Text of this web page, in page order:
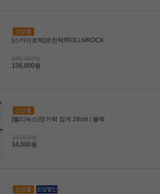
[스카이로텍]로린락/ROLLNROCK
195,000원
156,000원
[헬리녹스]젓가락 집게 28cm / 블랙
34,000원
34,000원